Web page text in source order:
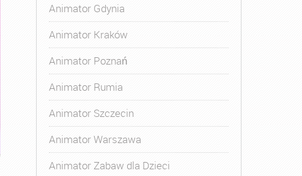
Animator Gdynia
Animator Kraków
Animator Poznań
Animator Rumia
Animator Szczecin
Animator Warszawa
Animator Zabaw dla Dzieci